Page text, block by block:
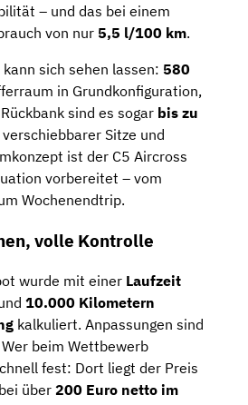
– und das bei einem
von nur 5,5 l/100 km.
sich sehen lassen: 580
in Grundkonfiguration,
sind es sogar bis zu
verschiebbarer Sitze und
ist der C5 Aircross
vorbereitet – vom
Wochenendtrip.
volle Kontrolle
wurde mit einer Laufzeit
10.000 Kilometern
kalkuliert. Anpassungen sind
beim Wettbewerb
fest: Dort liegt der Preis
über 200 Euro netto im